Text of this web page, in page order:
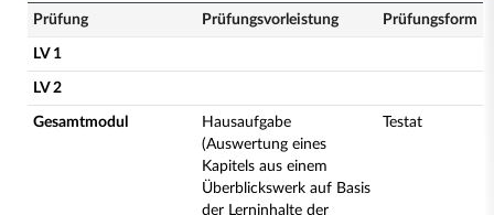
Prüfung Prüfungsvorleistung Prüfungsform
LV 1
LV 2
Gesamtmodul
Hausaufgabe
(Auswertung eines
Kapitels aus einem
Überblickswerk auf Basis
der Lerninhalte der
Testat